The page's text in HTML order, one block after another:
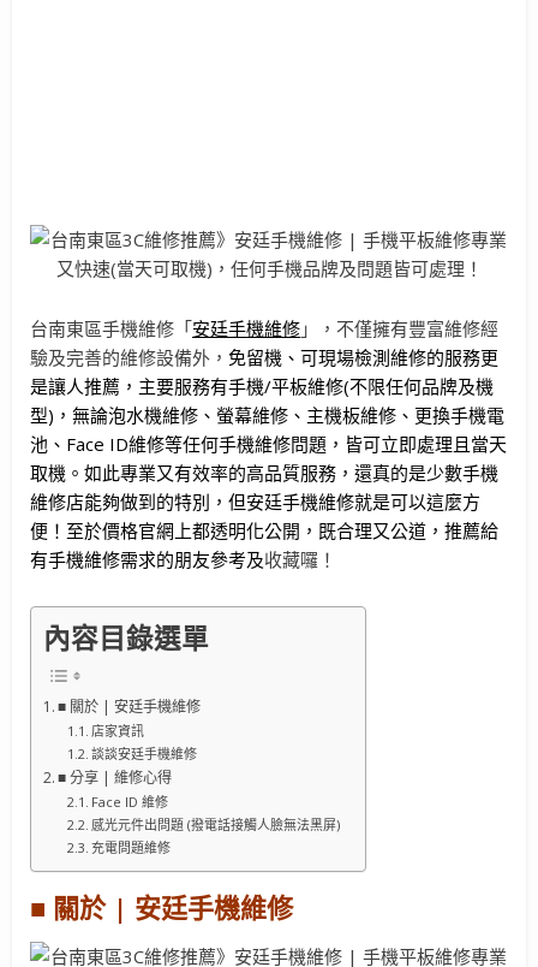
台南東區手機維修「安廷手機維修 」，不僅擁有豐富維修經
驗及完善的維修設備外， 免留機、可現場檢測維修的服務更
是讓人推薦，主要服務有手機/平板維修(不限任何品牌及機
型)，無論泡水機維修、螢幕維修、主機板維修、更換手機電
池、Face ID維修等任何手機維修問題，皆可立即處理且當天
取機。如此專業又有效率的高品質服務，還真的是少數手機
維修店能夠做到的特別，但安廷手機維修就是可以這麼方
便！至於價格官網上都透明化公開，既合理又公道，推薦給
有手機維修需求的朋友參考及收藏囉！
內容目錄選單
■ 關於 | 安廷手機維修
店家資訊
談談安廷手機維修
■ 分享 | 維修心得
Face ID 維修
感光元件出問題 (撥電話接觸人臉無法黑屏)
充電問題維修
■ 關於 | 安廷手機維修